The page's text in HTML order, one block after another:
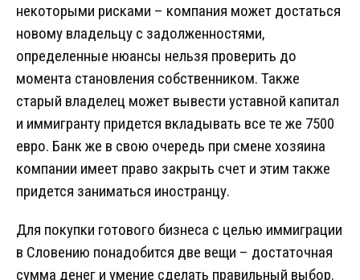
некоторыми рисками – компания может достаться
новому владельцу с задолженностями,
определенные нюансы нельзя проверить до
момента становления собственником. Также
старый владелец может вывести уставной капитал
и иммигранту придется вкладывать все те же 7500
евро. Банк же в свою очередь при смене хозяина
компании имеет право закрыть счет и этим также
придется заниматься иностранцу.
Для покупки готового бизнеса с целью иммиграции
в Словению понадобится две вещи – достаточная
сумма денег и умение сделать правильный выбор.